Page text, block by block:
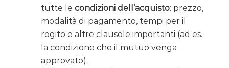
tutte le condizioni dell’acquisto: prezzo,
modalità di pagamento, tempi per il
rogito e altre clausole importanti (ad es.
la condizione che il mutuo venga
approvato).